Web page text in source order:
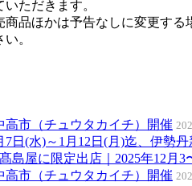
ただきます。
品ほかは予告なしに変更する
。
高市（チュウタカイチ）開催
7日(水)～1月12日(月)迄、伊勢
島屋に限定出店｜2025年12月3
高市（チュウタカイチ）開催